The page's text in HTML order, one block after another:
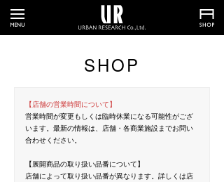
SHOP
【店舗の営業時間について】
営業時間が変更もしくは臨時休業になる可能性がござ
います。最新の情報は、店舗・各商業施設までお問い
合わせください。
【展開商品の取り扱い品番について】
店舗によって取り扱い品番が異なります。詳しくは店